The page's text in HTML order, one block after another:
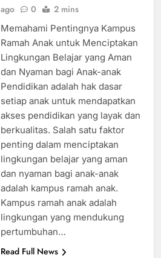
ago
0 2 mins
Memahami Pentingnya Kampus
Ramah Anak untuk Menciptakan
Lingkungan Belajar yang Aman
dan Nyaman bagi Anak-anak
Pendidikan adalah hak dasar
setiap anak untuk mendapatkan
akses pendidikan yang layak dan
berkualitas. Salah satu faktor
penting dalam menciptakan
lingkungan belajar yang aman
dan nyaman bagi anak-anak
adalah kampus ramah anak.
Kampus ramah anak adalah
lingkungan yang mendukung
pertumbuhan…
Read Full News